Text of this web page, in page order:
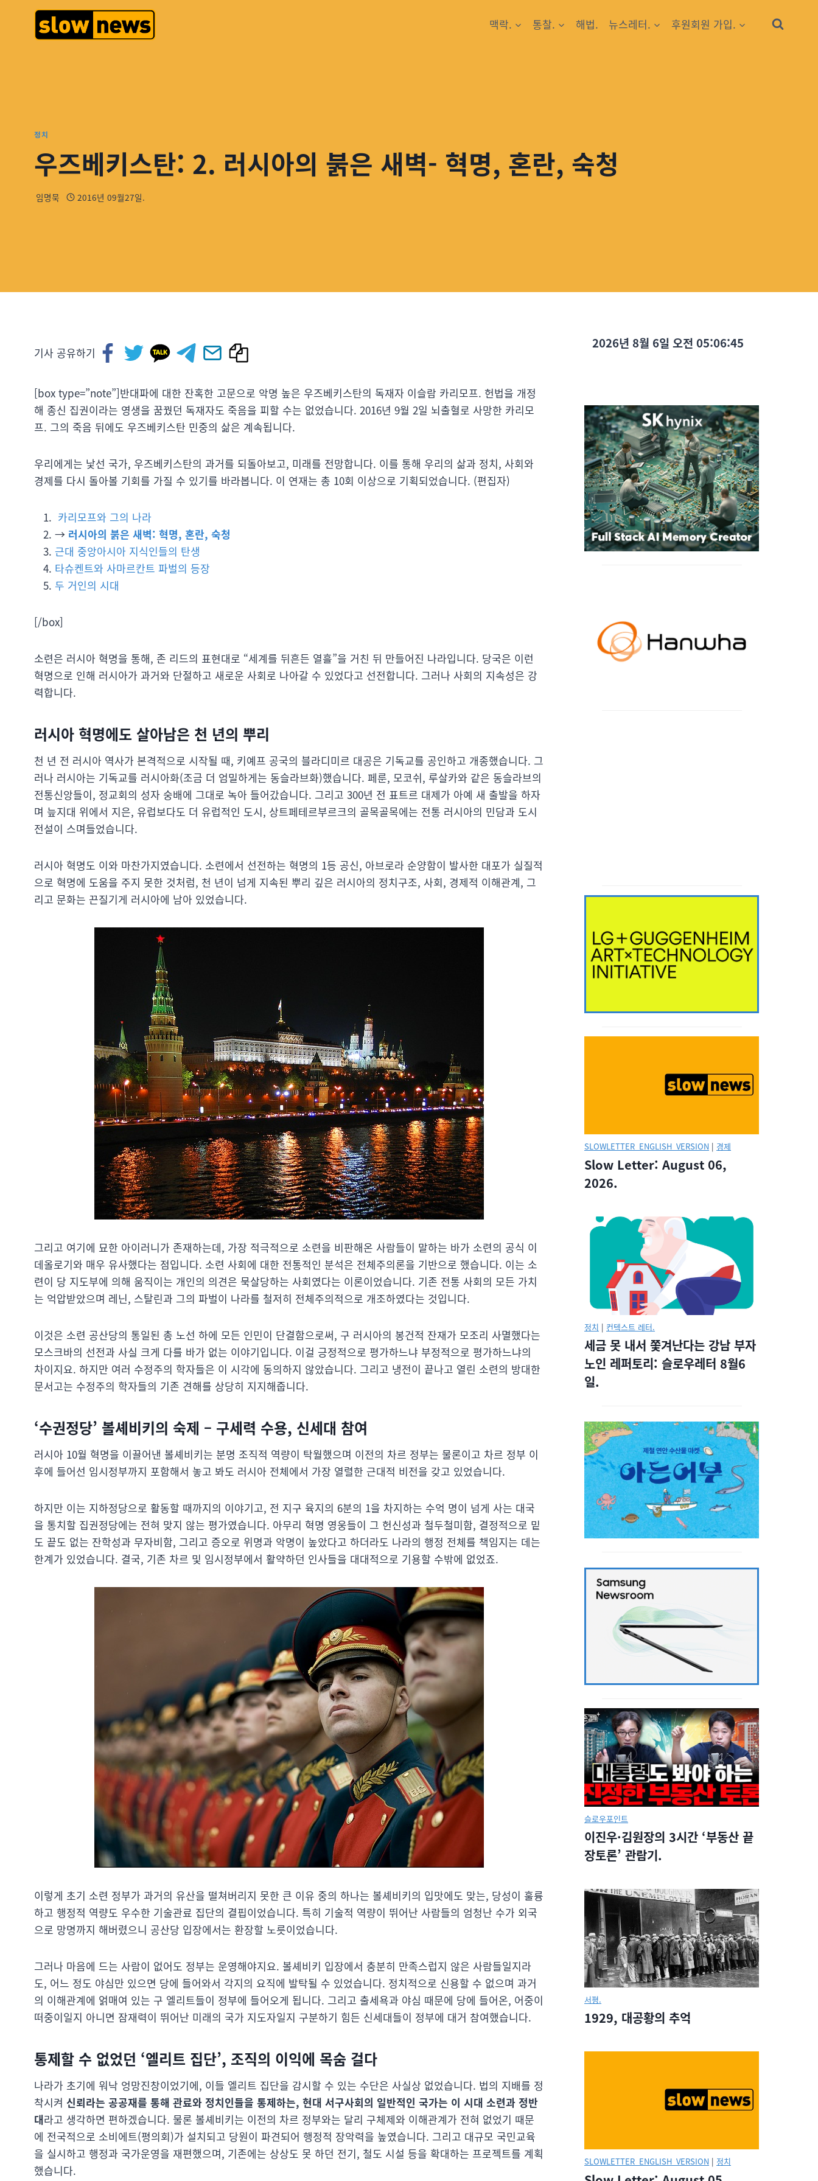
맥락. 통찰. 해법. 뉴스레터. 후원회원 가입.
정치
우즈베키스탄: 2. 러시아의 붉은 새벽- 혁명, 혼란, 숙청
임명묵 2016년 09월27일.
기사 공유하기
[box type=”note”]반대파에 대한 잔혹한 고문으로 악명 높은 우즈베키스탄의 독재자 이슬람 카리모프. 헌법을 개정
해 종신 집권이라는 영생을 꿈꿨던 독재자도 죽음을 피할 수는 없었습니다. 2016년 9월 2일 뇌출혈로 사망한 카리모
프. 그의 죽음 뒤에도 우즈베키스탄 민중의 삶은 계속됩니다.
우리에게는 낯선 국가, 우즈베키스탄의 과거를 되돌아보고, 미래를 전망합니다. 이를 통해 우리의 삶과 정치, 사회와
경제를 다시 돌아볼 기회를 가질 수 있기를 바라봅니다. 이 연재는 총 10회 이상으로 기획되었습니다. (편집자)
카리모프와 그의 나라
→ 러시아의 붉은 새벽: 혁명, 혼란, 숙청
근대 중앙아시아 지식인들의 탄생
타슈켄트와 사마르칸트 파벌의 등장
두 거인의 시대
[/box]
소련은 러시아 혁명을 통해, 존 리드의 표현대로 “세계를 뒤흔든 열흘”을 거친 뒤 만들어진 나라입니다. 당국은 이런
혁명으로 인해 러시아가 과거와 단절하고 새로운 사회로 나아갈 수 있었다고 선전합니다. 그러나 사회의 지속성은 강
력합니다.
러시아 혁명에도 살아남은 천 년의 뿌리
천 년 전 러시아 역사가 본격적으로 시작될 때, 키예프 공국의 블라디미르 대공은 기독교를 공인하고 개종했습니다. 그
러나 러시아는 기독교를 러시아화(조금 더 엄밀하게는 동슬라브화)했습니다. 페룬, 모코쉬, 루살카와 같은 동슬라브의
전통신앙들이, 정교회의 성자 숭배에 그대로 녹아 들어갔습니다. 그리고 300년 전 표트르 대제가 아예 새 출발을 하자
며 늪지대 위에서 지은, 유럽보다도 더 유럽적인 도시, 상트페테르부르크의 골목골목에는 전통 러시아의 민담과 도시
전설이 스며들었습니다.
러시아 혁명도 이와 마찬가지였습니다. 소련에서 선전하는 혁명의 1등 공신, 아브로라 순양함이 발사한 대포가 실질적
으로 혁명에 도움을 주지 못한 것처럼, 천 년이 넘게 지속된 뿌리 깊은 러시아의 정치구조, 사회, 경제적 이해관계, 그
리고 문화는 끈질기게 러시아에 남아 있었습니다.
그리고 여기에 묘한 아이러니가 존재하는데, 가장 적극적으로 소련을 비판해온 사람들이 말하는 바가 소련의 공식 이
데올로기와 매우 유사했다는 점입니다. 소련 사회에 대한 전통적인 분석은 전체주의론을 기반으로 했습니다. 이는 소
련이 당 지도부에 의해 움직이는 개인의 의견은 묵살당하는 사회였다는 이론이었습니다. 기존 전통 사회의 모든 가치
는 억압받았으며 레닌, 스탈린과 그의 파벌이 나라를 철저히 전체주의적으로 개조하였다는 것입니다.
이것은 소련 공산당의 통일된 총 노선 하에 모든 인민이 단결함으로써, 구 러시아의 봉건적 잔재가 모조리 사멸했다는
모스크바의 선전과 사실 크게 다를 바가 없는 이야기입니다. 이걸 긍정적으로 평가하느냐 부정적으로 평가하느냐의
차이지요. 하지만 여러 수정주의 학자들은 이 시각에 동의하지 않았습니다. 그리고 냉전이 끝나고 열린 소련의 방대한
문서고는 수정주의 학자들의 기존 견해를 상당히 지지해줍니다.
‘수권정당’ 볼셰비키의 숙제 – 구세력 수용, 신세대 참여
러시아 10월 혁명을 이끌어낸 볼셰비키는 분명 조직적 역량이 탁월했으며 이전의 차르 정부는 물론이고 차르 정부 이
후에 들어선 임시정부까지 포함해서 놓고 봐도 러시아 전체에서 가장 열렬한 근대적 비전을 갖고 있었습니다.
하지만 이는 지하정당으로 활동할 때까지의 이야기고, 전 지구 육지의 6분의 1을 차지하는 수억 명이 넘게 사는 대국
을 통치할 집권정당에는 전혀 맞지 않는 평가였습니다. 아무리 혁명 영웅들이 그 헌신성과 철두철미함, 결정적으로 밑
도 끝도 없는 잔학성과 무자비함, 그리고 증오로 위명과 악명이 높았다고 하더라도 나라의 행정 전체를 책임지는 데는
한계가 있었습니다. 결국, 기존 차르 및 임시정부에서 활약하던 인사들을 대대적으로 기용할 수밖에 없었죠.
이렇게 초기 소련 정부가 과거의 유산을 떨쳐버리지 못한 큰 이유 중의 하나는 볼셰비키의 입맛에도 맞는, 당성이 훌륭
하고 행정적 역량도 우수한 기술관료 집단의 결핍이었습니다. 특히 기술적 역량이 뛰어난 사람들의 엄청난 수가 외국
으로 망명까지 해버렸으니 공산당 입장에서는 환장할 노릇이었습니다.
그러나 마음에 드는 사람이 없어도 정부는 운영해야지요. 볼셰비키 입장에서 충분히 만족스럽지 않은 사람들일지라
도, 어느 정도 야심만 있으면 당에 들어와서 각지의 요직에 발탁될 수 있었습니다. 정치적으로 신용할 수 없으며 과거
의 이해관계에 얽매여 있는 구 엘리트들이 정부에 들어오게 됩니다. 그리고 출세욕과 야심 때문에 당에 들어온, 어중이
떠중이일지 아니면 잠재력이 뛰어난 미래의 국가 지도자일지 구분하기 힘든 신세대들이 정부에 대거 참여했습니다.
통제할 수 없었던 ‘엘리트 집단’, 조직의 이익에 목숨 걸다
나라가 초기에 워낙 엉망진창이었기에, 이들 엘리트 집단을 감시할 수 있는 수단은 사실상 없었습니다. 법의 지배를 정
착시켜 신뢰라는 공공재를 통해 관료와 정치인들을 통제하는, 현대 서구사회의 일반적인 국가는 이 시대 소련과 정반
대라고 생각하면 편하겠습니다. 물론 볼셰비키는 이전의 차르 정부와는 달리 구체제와 이해관계가 전혀 없었기 때문
에 전국적으로 소비에트(평의회)가 설치되고 당원이 파견되어 행정적 장악력을 높였습니다. 그리고 대규모 국민교육
을 실시하고 행정과 국가운영을 재편했으며, 기존에는 상상도 못 하던 전기, 철도 시설 등을 확대하는 프로젝트를 계획
했습니다.
2026년 8월 6일 오전 05:06:46
SLOWLETTER_ENGLISH_VERSION | 경제
Slow Letter: August 06,
2026.
정치 | 컨텍스트 레터.
세금 못 내서 쫓겨난다는 강남 부자
노인 레퍼토리: 슬로우레터 8월6
일.
슬로우포인트
이진우·김원장의 3시간 ‘부동산 끝
장토론’ 관람기.
서평.
1929, 대공황의 추억
SLOWLETTER_ENGLISH_VERSION | 정치